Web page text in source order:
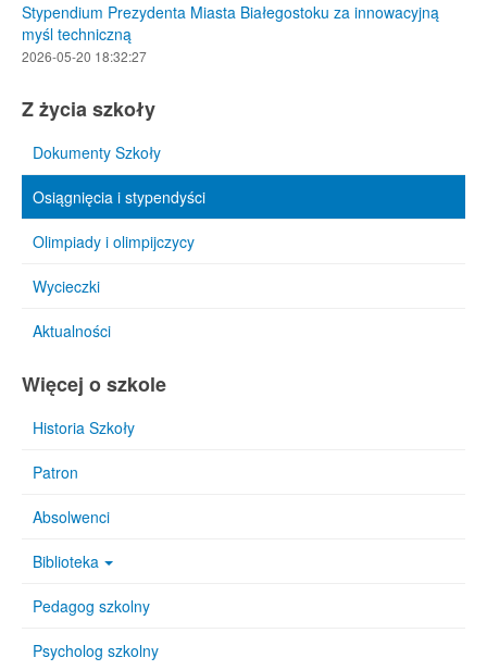
Stypendium Prezydenta Miasta Białegostoku za innowacyjną
myśl techniczną
2026-05-20 18:32:27
Z życia szkoły
Dokumenty Szkoły
Osiągnięcia i stypendyści
Olimpiady i olimpijczycy
Wycieczki
Aktualności
Więcej o szkole
Historia Szkoły
Patron
Absolwenci
Biblioteka
Pedagog szkolny
Psycholog szkolny